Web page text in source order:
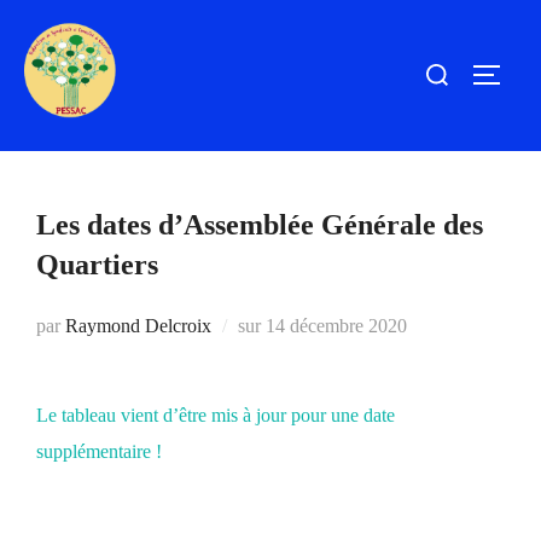
contenu
Rechercher :
Les dates d’Assemblée Générale des
Quartiers
par Raymond Delcroix sur Publié
14 décembre 2020
Le tableau vient d’être mis à jour pour une date
supplémentaire !